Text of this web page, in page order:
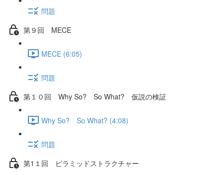
問題
第９回 MECE
MECE (6:05)
問題
第１０回 Why So? So What? 仮説の検証
Why So? So What? (4:08)
問題
第1１回 ピラミッドストラクチャー